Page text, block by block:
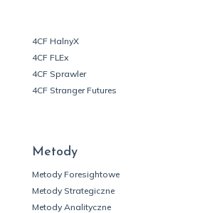
4CF HalnyX
4CF FLEx
4CF Sprawler
4CF Stranger Futures
Metody
Metody Foresightowe
Metody Strategiczne
Metody Analityczne